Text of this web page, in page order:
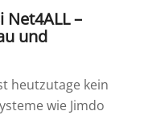
–
und
heutzutage kein
wie Jimdo